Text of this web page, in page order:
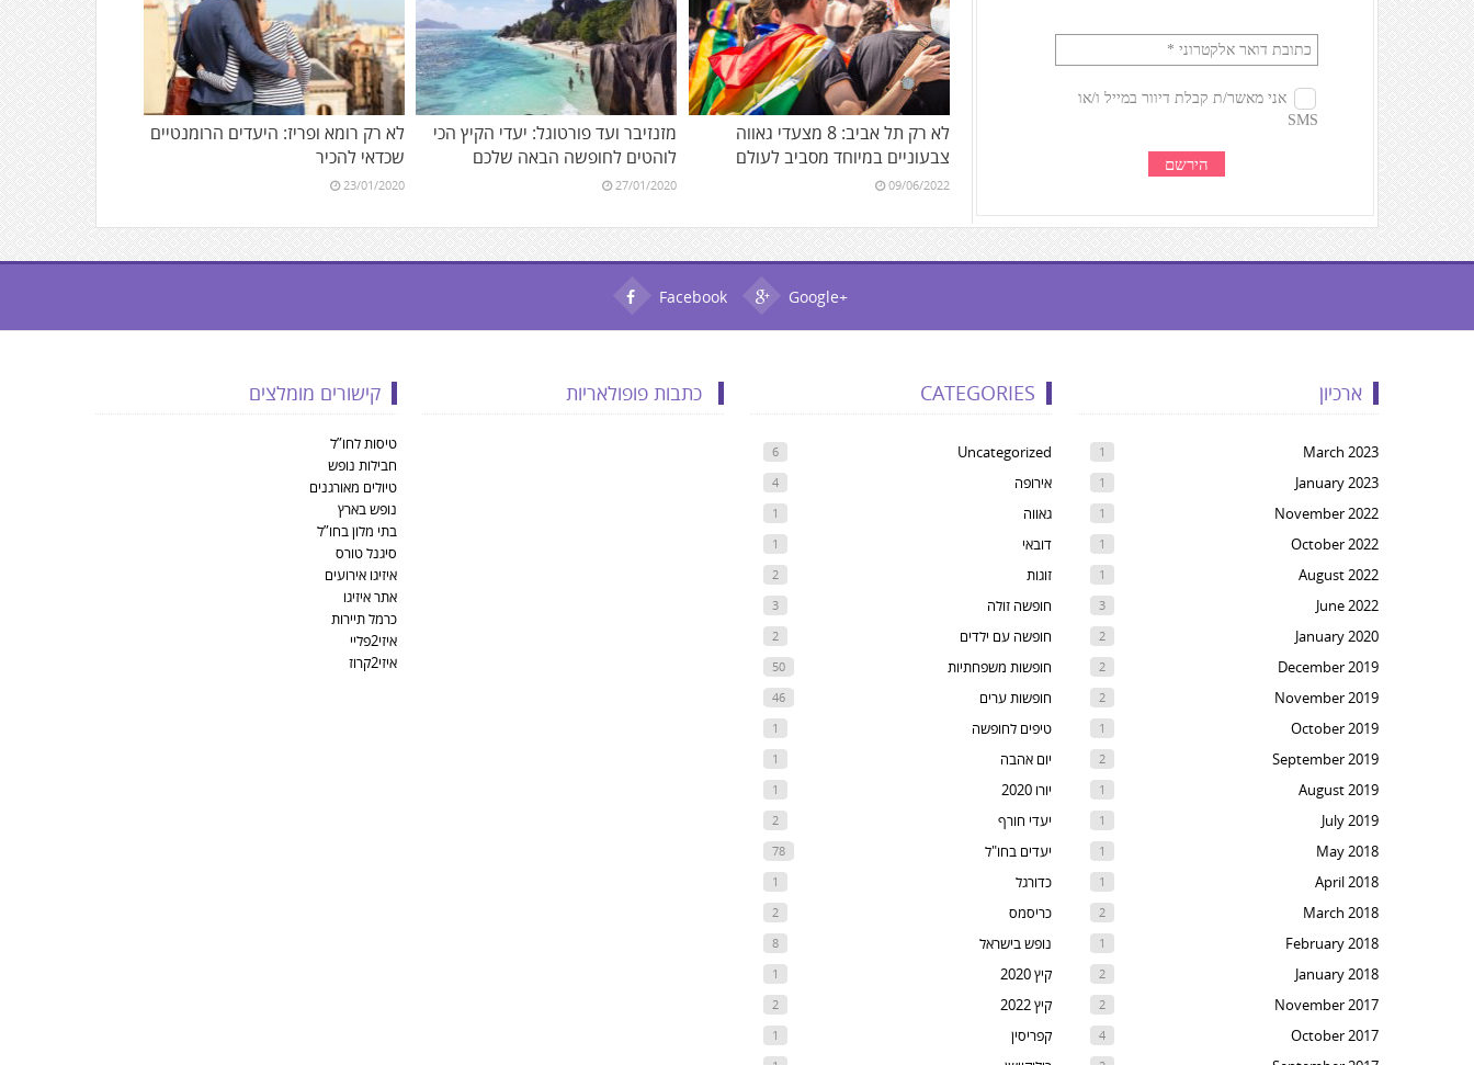
לא רק תל אביב: 8 מצעדי גאווה
צבעוניים במיוחד מסביב לעולם
09/06/2022
מזנזיבר ועד פורטוגל: יעדי הקיץ הכי
לוהטים לחופשה הבאה שלכם
27/01/2020
לא רק רומא ופריז: היעדים הרומנטיים
שכדאי להכיר
23/01/2020
Facebook Google+
קישורים מומלצים
טיסות לחו”ל
חבילות נופש
טיולים מאורגנים
נופש בארץ
בתי מלון בחו”ל
סיגנל טורס
איזיגו אירועים
אתר איזיגו
כרמל תיירות
איזי2פליי
איזי2קרוז
כתבות פופולאריות CATEGORIES
Uncategorized
6
אירופה 4
גאווה 1
דובאי 1
זוגות 2
חופשה זולה 3
חופשה עם ילדים 2
חופשות משפחתיות 50
חופשות ערים 46
טיפים לחופשה 1
יום אהבה 1
יורו 2020 1
יעדי חורף 2
יעדים בחו"ל 78
כדורגל 1
כריסמס 2
נופש בישראל 8
קיץ 2020 1
קיץ 2022 2
קפריסין 1
ארכיון
March 2023
1
January 2023
1
November 2022
1
October 2022
1
August 2022
1
June 2022
3
January 2020
2
December 2019
2
November 2019
2
October 2019
1
September 2019
2
August 2019
1
July 2019
1
May 2018
1
April 2018
1
March 2018
2
February 2018
1
January 2018
2
November 2017
2
October 2017
4